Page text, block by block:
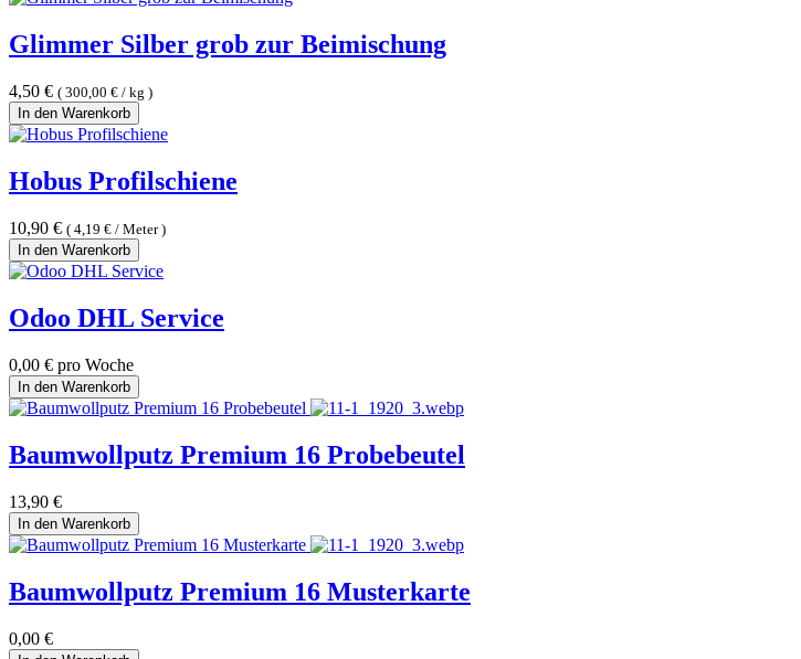
Glimmer Silber grob zur Beimischung
4,50 € ( 300,00 € / kg )
In den Warenkorb
Hobus Profilschiene
10,90 € ( 4,19 € / Meter)
In den Warenkorb
Odoo DHL Service
0,00 € pro Woche
In den Warenkorb
Baumwollputz Premium 16 Probebeutel
13,90 €
In den Warenkorb
Baumwollputz Premium 16 Musterkarte
0,00 €